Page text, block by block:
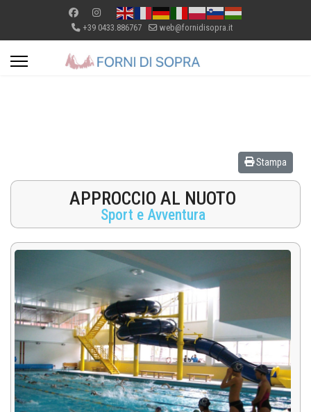
+39 0433.886767 web@fornidisopra.it
Stampa
APPROCCIO AL NUOTO
Sport e Avventura